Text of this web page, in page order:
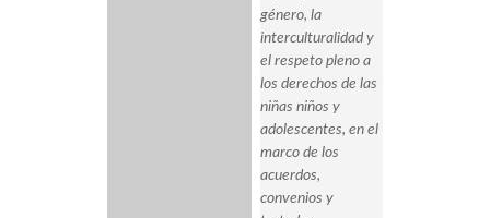
género, la
interculturalidad y
el respeto pleno a
los derechos de las
niñas niños y
adolescentes, en el
marco de los
acuerdos,
convenios y